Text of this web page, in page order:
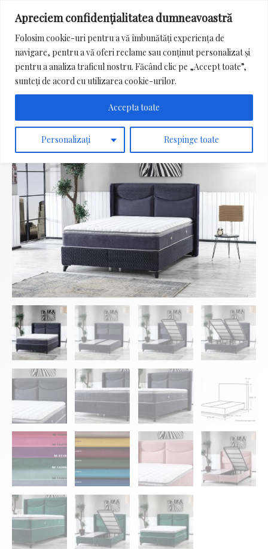
Apreciem confidențialitatea dumneavoastră
Folosim cookie-uri pentru a vă îmbunătăți experiența de
navigare, pentru a vă oferi reclame sau conținut personalizat și
pentru a analiza traficul nostru. Făcând clic pe „Accept toate”,
sunteți de acord cu utilizarea cookie-urilor.
Personalizați Respinge toate
Accepta toate
Menu
Search
for: